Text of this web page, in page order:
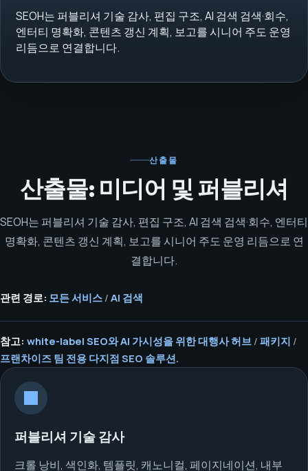
SEOH는 퍼블리셔 기술 감사, 편집 구조, AI 검색 검색·회수,
엔터티 명확화, 콘텐츠 갱신 계획, 보고를 시니어 주도 운영
리듬으로 연결합니다.
산출물
산출물: 미디어 및 퍼블리셔
SEOH는 퍼블리셔 기술 감사, 편집 구조, AI 검색 검색·회수, 엔터티
명확화, 콘텐츠 갱신 계획, 보고를 시니어 주도 운영 리듬으로 연
결합니다.
관련 경로: 모든 서비스 / AI 검색
참고: white-label SEO와 AI 가시성을 위한 대행사 허브 / 패키지 /
프랜차이즈 팀 전용 다지점 SEO 솔루션.
퍼블리셔 기술 감사
크롤 낭비, 색인화, 템플릿, 캐노니컬, 페이지네이션, 내부